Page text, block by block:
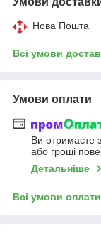
Нова Пошта
Всі умови
Умови оплати
Ви отримаєте
або гроші
Детальніше
Всі умови оплати